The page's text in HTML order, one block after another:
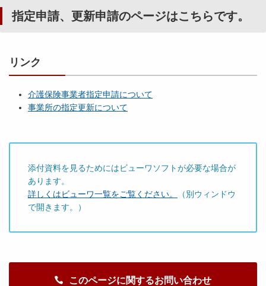
指定申請、更新申請のページはこちらです。
リンク
介護保険事業者指定申請について
事業所の指定更新について
添付資料を見るためにはビューワソフトが必要な場合が
あります。
詳しくはビューワ一覧をご覧ください。
（別ウィンドウ
で開きます。）
このページに関するお問い合わせ